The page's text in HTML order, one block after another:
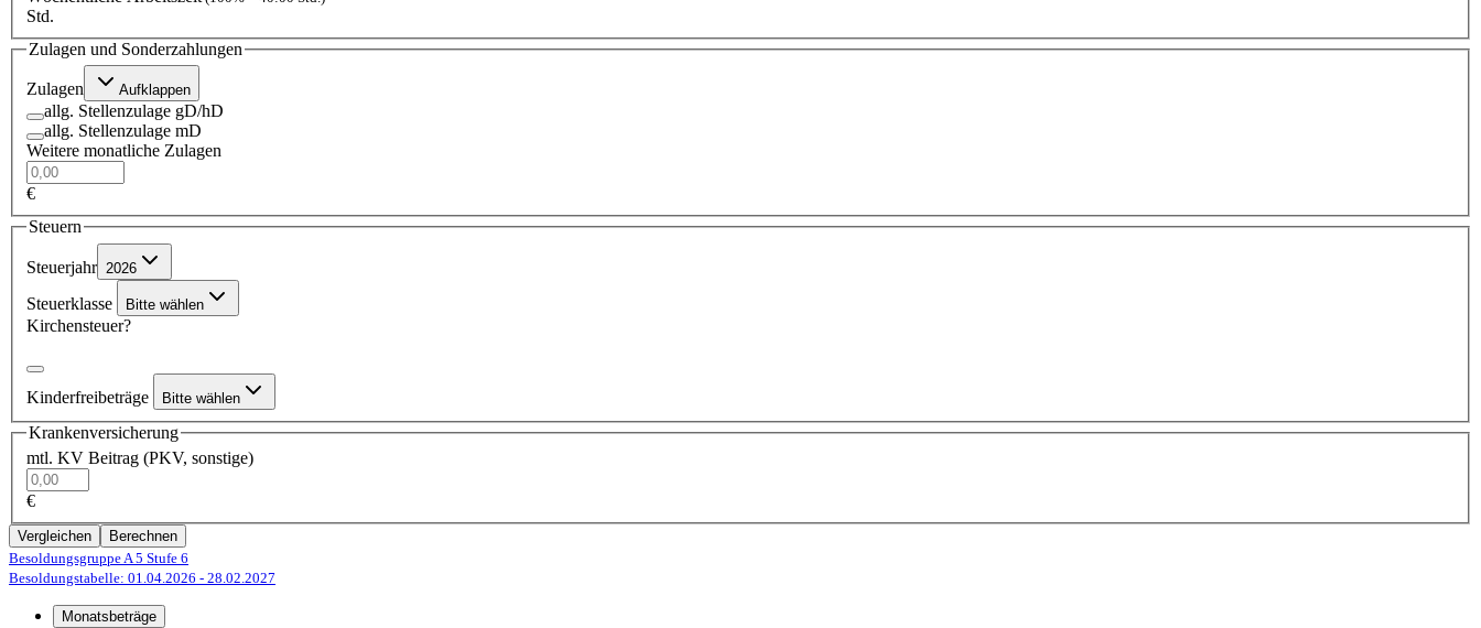
Std.
Zulagen und Sonderzahlungen
Zulagen Aufklappen
allg. Stellenzulage gD/hD
allg. Stellenzulage mD
Weitere monatliche Zulagen
€
Steuern
Steuerjahr 2026
Steuerklasse Bitte wählen
Kirchensteuer?
Kinderfreibeträge Bitte wählen
Krankenversicherung
mtl. KV Beitrag (PKV, sonstige)
€
Vergleichen
Berechnen
Besoldungsgruppe A 5 Stufe 6
Besoldungstabelle: 01.04.2026 - 28.02.2027
Monatsbeträge